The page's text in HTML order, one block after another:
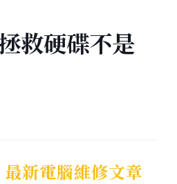
救硬碟不是
最新電腦維修文章